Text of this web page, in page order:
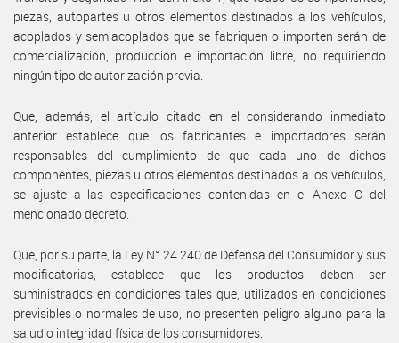
piezas, autopartes u otros elementos destinados a los vehículos,
acoplados y semiacoplados que se fabriquen o importen serán de
comercialización, producción e importación libre, no requiriendo
ningún tipo de autorización previa.
Que, además, el artículo citado en el considerando inmediato
anterior establece que los fabricantes e importadores serán
responsables del cumplimiento de que cada uno de dichos
componentes, piezas u otros elementos destinados a los vehículos,
se ajuste a las especificaciones contenidas en el Anexo C del
mencionado decreto.
Que, por su parte, la Ley N° 24.240 de Defensa del Consumidor y sus
modificatorias, establece que los productos deben ser
suministrados en condiciones tales que, utilizados en condiciones
previsibles o normales de uso, no presenten peligro alguno para la
salud o integridad física de los consumidores.